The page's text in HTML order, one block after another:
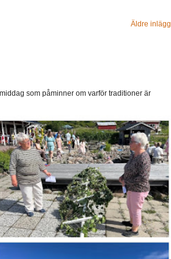
Äldre inlägg
som påminner om varför traditioner är